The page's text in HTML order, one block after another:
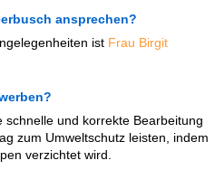
ansprechen?
ist Frau Birgit
und korrekte Bearbeitung
zum Umweltschutz leisten, indem
verzichtet wird.